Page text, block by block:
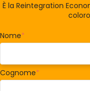
È la Reintegration
Nome*
Cognome*